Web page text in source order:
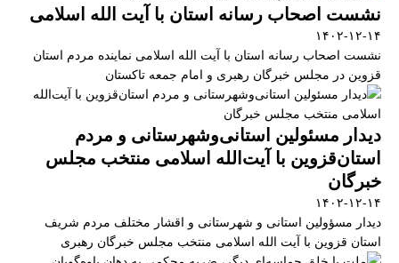
نشست اصحاب رسانه استان با آیت الله اسلامی
۱۴۰۲-۱۲-۱۴
نشست اصحاب رسانه استان با آیت الله اسلامی نماینده مردم استان
قزوین در مجلس خبرگان رهبری و امام جمعه تاکستان
دیدار مسئولین استانی‌وشهرستانی و مردم‌
استان‌قزوین با آیت‌الله‌ اسلامی منتخب مجلس‌
خبرگان
۱۴۰۲-۱۲-۱۴
دیدار مسؤولین استانی و شهرستانی و اقشار مختلف مردم شریف
استان قزوین با آیت الله اسلامی منتخب مجلس خبرگان رهبری